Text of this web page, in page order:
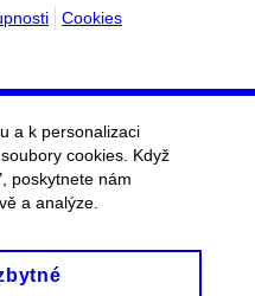
Cookies
a k personalizaci
cookies. Když
poskytnete nám
a analýze.